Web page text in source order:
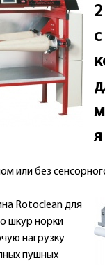
я
или без
Rotoclean для
шкур норки
нагрузку
пушных